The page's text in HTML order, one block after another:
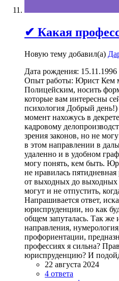
✔ Какая
Новую тему добавил(а)
Дата рождения:
Опыт работы: Юрист Кем
Полицейским, носить
которые вам интересны
психология Добрый
момент нахожусь в
кадровому
зрения законов, но не
в этом направлении в
удаленно и в удобном
могу понять, кем быть.
не нравилась
от выходных до
могут и не отпустить,
Напрашивается ответ,
юриспруденции, но как
общем запуталась. Так же
направления,
профориентации,
профессиях я сильна?
юриспруденцию? И
22 августа 2024
4 ответа